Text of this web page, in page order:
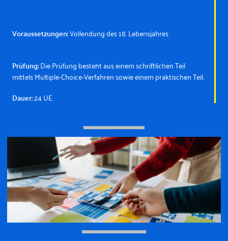
Voraussetzungen:Vollendung des 18. Lebensjahres
Prüfung:Die Prüfung besteht aus einem schriftlichen Teil
mittels Multiple-Choice-Verfahren sowie einem praktischen Teil.
Dauer:24 UE